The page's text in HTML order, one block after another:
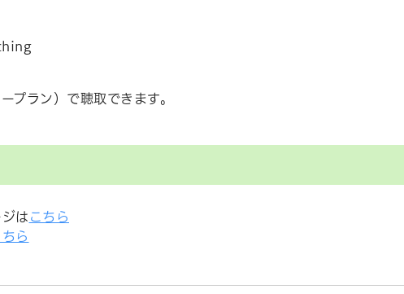
プラン）で聴取できます。
は こちら
ちら